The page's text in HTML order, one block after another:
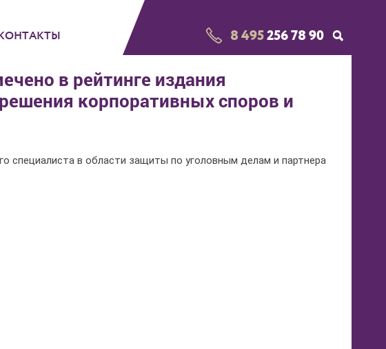
8 495256 78 90
в рейтинге издания
корпоративных споров и
специалиста в области защиты по уголовным делам и партнера